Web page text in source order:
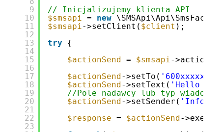
9
10
11
12
13
14
15
16
17
18
19
20
21
22
23
// Inicjalizujemy klienta API
$smsapi
= new
$smsapi->setClient( $client );
try
{
$actionSend
= $smsapi-
$actionSend->setTo( '600xxxxxx'
$actionSend->setText( 'Hello
//Pole nadawcy lub typ
$actionSend->setSender( 'Info'
$response
= $actionSend-